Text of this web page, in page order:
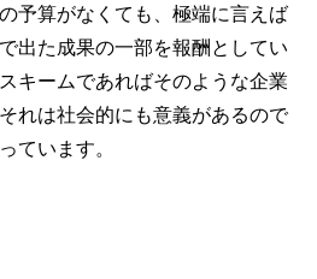
予算がなくても、極端に言えば
出た成果の一部を報酬としてい
キームであればそのような企業
れは社会的にも意義があるので
ています。